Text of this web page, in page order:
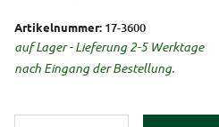
Artikelnummer: 17-3600
auf Lager - Lieferung 2-5 Werktage
nach Eingang der Bestellung.